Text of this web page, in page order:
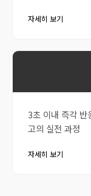
자세히 보기
3초 이내 즉각 반
고의 실전 과정
자세히 보기